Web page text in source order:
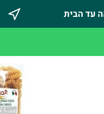
הבית
במטרה לקדם חקלאות
עד הבית